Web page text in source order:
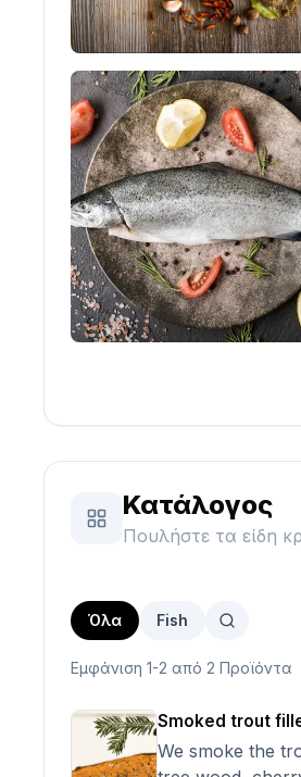
Κατάλογος
Πουλήστε τα είδη
Όλα Fish
Εμφάνιση 1-2 από 2 Προϊόντα
Smoked trout
We smoke the